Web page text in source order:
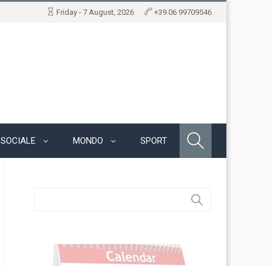
Friday - 7 August, 2026 +39 06 99709546
SOCIALE MONDO SPORT